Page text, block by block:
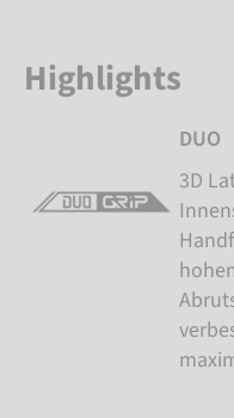
Highlights
DUO
3D